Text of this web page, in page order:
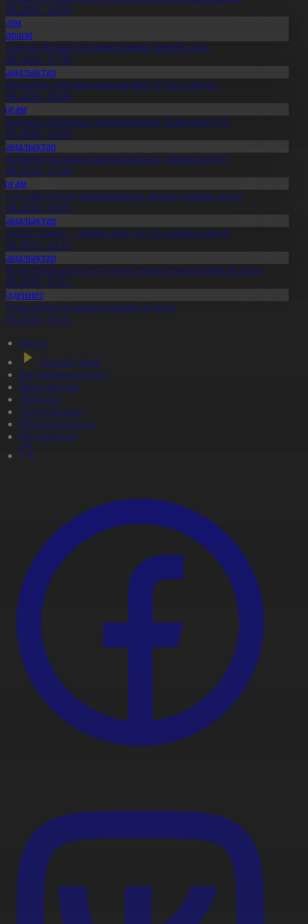
16:50
Қазақстан өсімдіктерін зерттеп жүр
17:30
отандық өнім өндірісі 1,5 есе артты
20:06
сайлауына үміткерлердің тізімі бекітілді
20:03
балық шаруашылығы дамып келеді
17:09
еті мен тауық жұмыртқасын өндіру қарқын алды
10:05
отбасы – тәрбие мен дәстүр сабақтастығы
20:19
облысында 157 науқас трансплантацияға мұқтаж
17:11
архивтің құрылғанына 20 жыл
20:03
Басты
Тікелей эфир
Бағдарлама кестесі
Жаңалықтар
Жобалар
Телехикаялар
Мультсериалдар
Видеоархив